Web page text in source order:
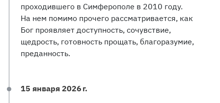
проходившего в Симферополе в 2010 году.
На нем помимо прочего рассматривается, как
Бог проявляет доступность, сочувствие,
щедрость, готовность прощать, благоразумие,
преданность.
15 января 2026 г.